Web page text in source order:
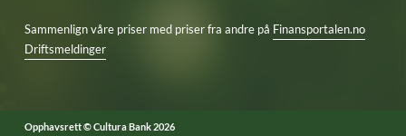
Sammenlign våre priser med priser fra andre på Finansportalen.no
Driftsmeldinger
Opphavsrett © Cultura Bank 2026